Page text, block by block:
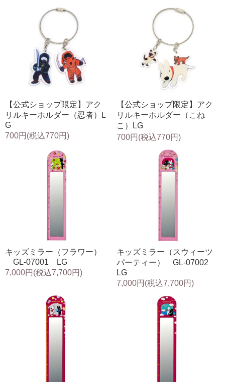
【公式ショップ限定】アク
リルキーホルダー（忍者）L
G
700円(税込770円)
【公式ショップ限定】アク
リルキーホルダー（こね
こ）LG
700円(税込770円)
キッズミラー（フラワー）
GL-07001 LG
7,000円(税込7,700円)
キッズミラー（スウィーツ
パーティー） GL-07002
LG
7,000円(税込7,700円)